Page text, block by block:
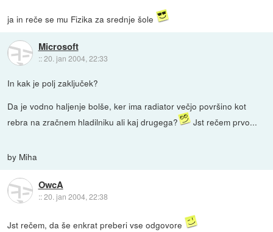
ja in reče se mu Fizika za srednje šole
Microsoft
::20. jan 2004, 22:33
In kak je polj zaključek?
Da je vodno haljenje bolše, ker ima radiator večjo površino kot
rebra na zračnem hladilniku ali kaj drugega?
Jst rečem prvo...
by Miha
OwcA
::20. jan 2004, 22:38
Jst rečem, da še enkrat preberi vse odgovore